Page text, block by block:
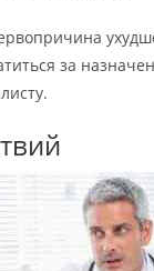
за